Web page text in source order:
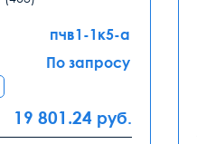
пчв1-1к5-а
По запросу
19 801.24 руб.